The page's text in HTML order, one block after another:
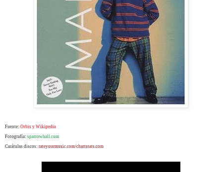
Fuente: Orbis y Wikipedia
Fotografía: sparrowhall.com
Carátulas discos: rateyourmusic.com/chartstats.com